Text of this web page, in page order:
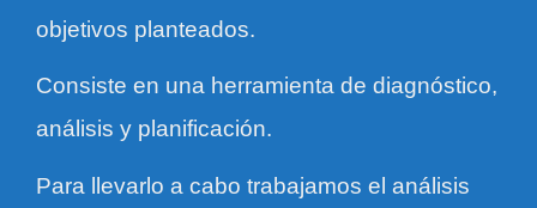
objetivos planteados.
Consiste en una herramienta de diagnóstico,
análisis y planificación.
Para llevarlo a cabo trabajamos el análisis